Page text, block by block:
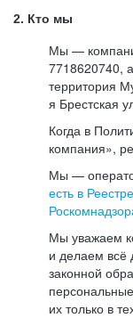
2. Кто мы
Мы —
7718620740,
территория
я Брестская
Когда в
компания»,
Мы —
есть в
Мы уважаем
и делаем всё
законной
их только в